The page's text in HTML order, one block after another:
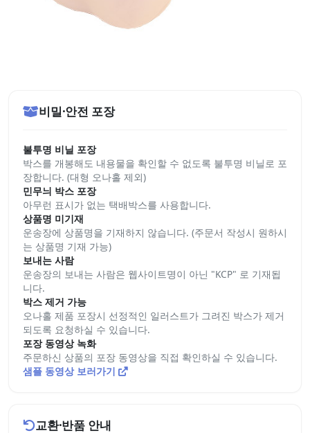
비밀·안전 포장
불투명 비닐 포장
박스를 개봉해도 내용물을 확인할 수 없도록 불투명 비닐로 포
장합니다. (대형 오나홀 제외)
민무늬 박스 포장
아무런 표시가 없는 택배박스를 사용합니다.
상품명 미기재
운송장에 상품명을 기재하지 않습니다. (주문서 작성시 원하시
는 상품명 기재 가능)
보내는 사람
운송장의 보내는 사람은 웹사이트명이 아닌 "KCP" 로 기재됩
니다.
박스 제거 가능
오나홀 제품 포장시 선정적인 일러스트가 그려진 박스가 제거
되도록 요청하실 수 있습니다.
포장 동영상 녹화
주문하신 상품의 포장 동영상을 직접 확인하실 수 있습니다.
샘플 동영상 보러가기
교환·반품 안내